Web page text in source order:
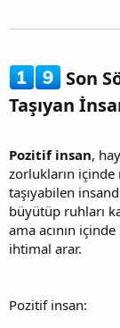
Son
Taşıyan
Pozitif insan,
zorlukların
taşıyabilen
büyütüp ruhları
ama acının
ihtimal arar.
Pozitif insan: